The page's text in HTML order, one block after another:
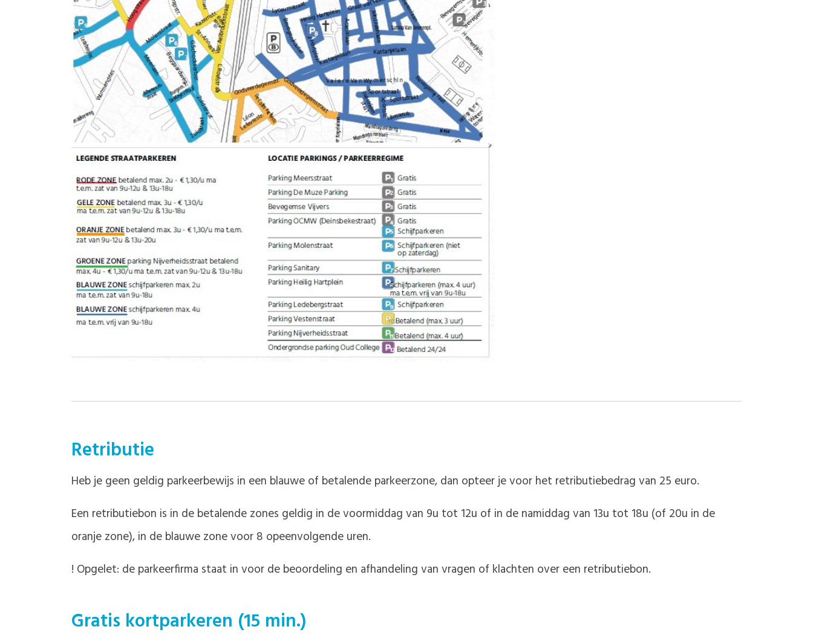
Retributie
Heb je geen geldig parkeerbewijs in een blauwe of betalende parkeerzone, dan opteer je voor het retributiebedrag van 25 euro.
Een retributiebon is in de betalende zones geldig in de voormiddag van 9u tot 12u of in de namiddag van 13u tot 18u (of 20u in de
oranje zone), in de blauwe zone voor 8 opeenvolgende uren.
! Opgelet: de parkeerfirma staat in voor de beoordeling en afhandeling van vragen of klachten over een retributiebon.
Gratis kortparkeren (15 min.)